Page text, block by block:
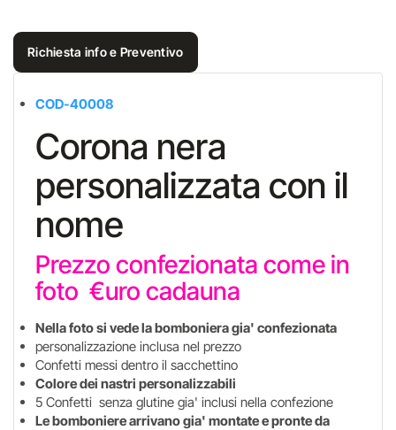
Richiesta info e Preventivo
COD-40008
Corona nera
personalizzata con il
nome
Prezzo confezionata come in
foto €uro cadauna
Nella foto si vede la bomboniera gia' confezionata
personalizzazione inclusa nel prezzo
Confetti messi dentro il sacchettino
Colore dei nastri personalizzabili
5 Confetti senza glutine gia' inclusi nella confezione
Le bomboniere arrivano gia' montate e pronte da